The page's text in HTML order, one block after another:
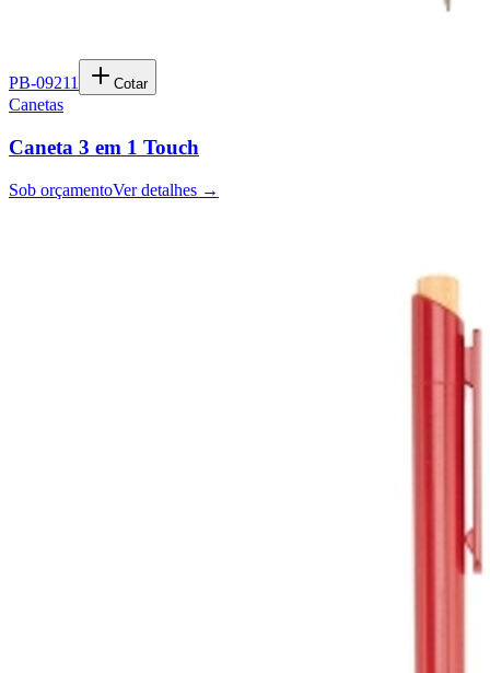
PB-09211 Cotar
Canetas
Caneta 3 em 1 Touch
Sob orçamentoVer detalhes →